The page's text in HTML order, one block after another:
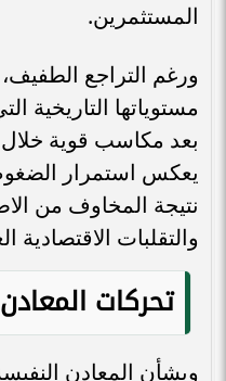
المستثمرين.
ورغم التراجع
مستوياتها التاريخية
بعد مكاسب قوية خلال
يعكس استمرار
نتيجة المخاوف من
والتقلبات الاقتصادية
تحركات
وبشأن المعادن